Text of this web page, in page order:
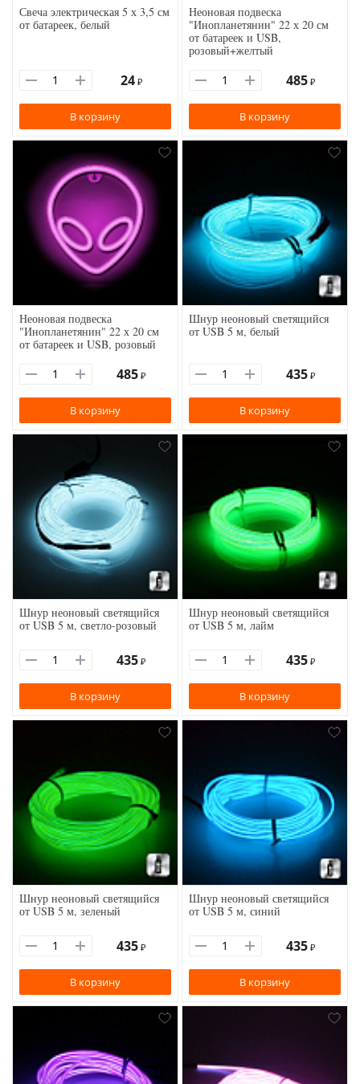
Свеча электрическая 5 х 3,5 см
от батареек, белый
24 ₽
В корзину
Неоновая подвеска
"Инопланетянин" 22 х 20 см
от батареек и USB,
розовый+желтый
485 ₽
В корзину
Неоновая подвеска
"Инопланетянин" 22 х 20 см
от батареек и USB, розовый
485 ₽
В корзину
Шнур неоновый светящийся
от USB 5 м, белый
435 ₽
В корзину
Шнур неоновый светящийся
от USB 5 м, светло-розовый
435 ₽
В корзину
Шнур неоновый светящийся
от USB 5 м, лайм
435 ₽
В корзину
Шнур неоновый светящийся
от USB 5 м, зеленый
435 ₽
В корзину
Шнур неоновый светящийся
от USB 5 м, синий
435 ₽
В корзину